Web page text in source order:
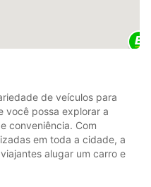
de veículos para
você possa explorar a
conveniência. Com
em toda a cidade, a
alugar um carro e